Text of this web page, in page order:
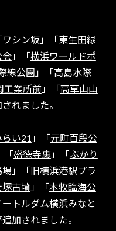
ワシン坂」「東生田緑
会」「横浜ワールドポ
線公園 」「高島水際
工業所前」「高草山山
れました。
い21 」「元町百段公
「盛徳寺裏」「ぷかり
場 」「旧横浜港駅プラ
塚古墳」「本牧臨海公
ートルダム横浜みなと
加されました。